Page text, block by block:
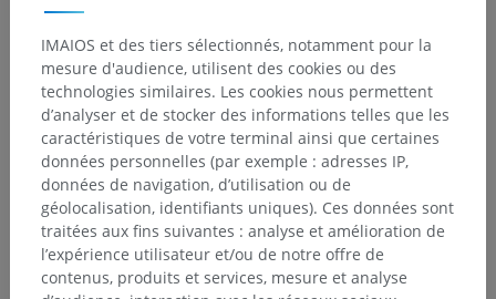
Hiérarchie anatomique
Anatomie vétérinaire
Système nerveux> Système nerveux central>
IMAIOS et des tiers sélectionnés, notamment pour la
mesure d'audience, utilisent des cookies ou des
technologies similaires. Les cookies nous permettent
d’analyser et de stocker des informations telles que les
caractéristiques de votre terminal ainsi que certaines
données personnelles (par exemple : adresses IP,
données de navigation, d’utilisation ou de
géolocalisation, identifiants uniques). Ces données sont
traitées aux fins suivantes : analyse et amélioration de
l’expérience utilisateur et/ou de notre offre de
contenus, produits et services, mesure et analyse